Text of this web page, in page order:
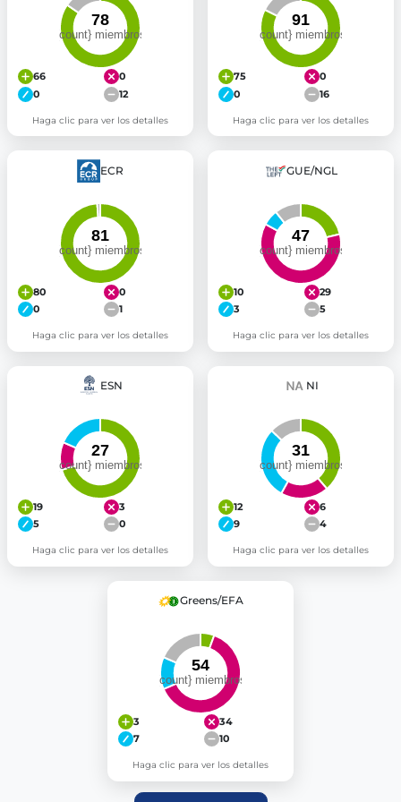
66
0
0
12
Haga clic para ver los detalles
75
0
0
16
Haga clic para ver los detalles
ECR
80
0
0
1
Haga clic para ver los detalles
GUE/NGL
10
29
3
5
Haga clic para ver los detalles
ESN
19
3
5
0
Haga clic para ver los detalles
NI
12
6
9
4
Haga clic para ver los detalles
Greens/EFA
3
34
7
10
Haga clic para ver los detalles